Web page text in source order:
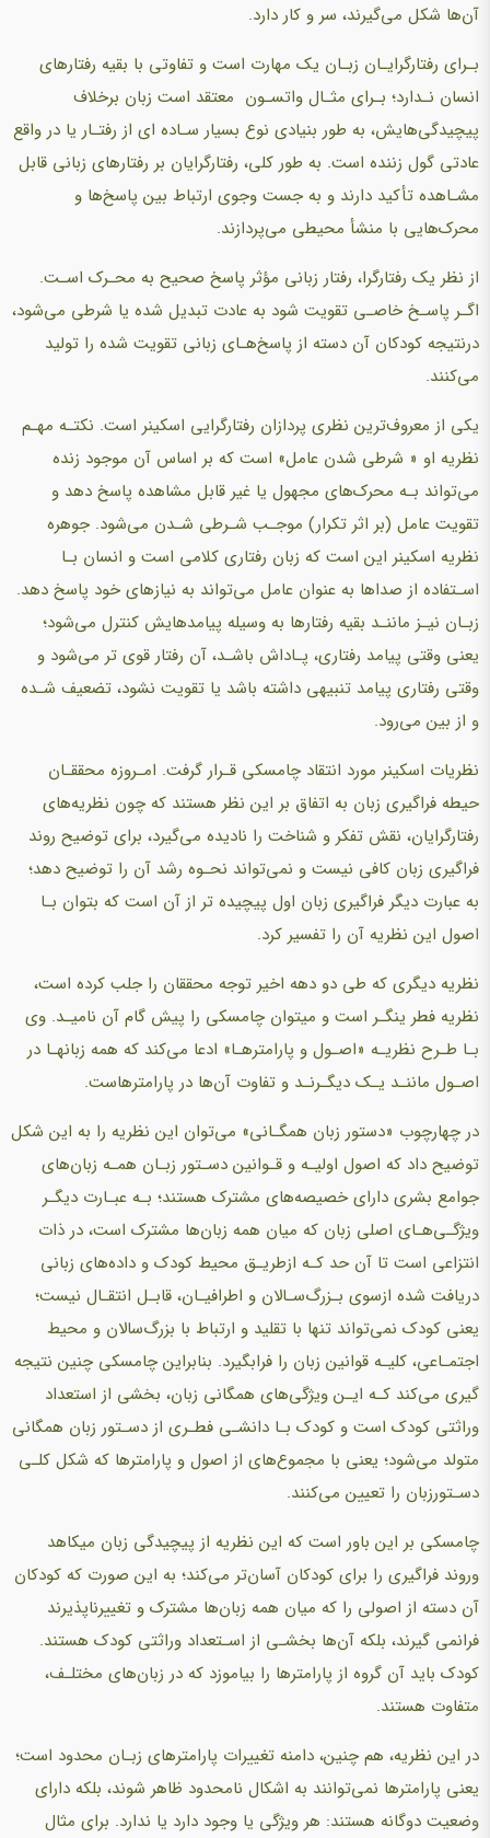
آن‌ها شکل می‌گیرند، سر و کار دارد.
بـرای رفتارگرایـان زبـان یک مهارت است و تفاوتی با بقیه رفتارهای
انسان نـدارد؛ بـرای مثـال واتسـون معتقد است زبان برخلاف
پیچیدگی‌هایش، به طور بنیادی نوع بسیار سـاده ای از رفتـار یا در واقع
عادتی گول زننده است. به طور کلی، رفتارگرایان بر رفتارهای زبانی قابل
مشـاهده تأکید دارند و به جست وجوی ارتباط بین پاسخ‌ها و
محرک‌هایی با منشأ محیطی می‌پردازند.
از نظر یک رفتارگرا، رفتار زبانی مؤثر پاسخ صحیح به محـرک اسـت.
اگـر پاسـخ خاصـی تقویت شود به عادت تبدیل شده یا شرطی می‌شود،
درنتیجه کودکان آن دسته از پاسخ‌هـای زبانی تقویت شده را تولید
می‌کنند.
یکی از معروف‌ترین نظری پردازان رفتارگرایی اسکینر است. نکتـه مهـم
نظریه او « شرطی شدن عامل» است که بر اساس آن موجود زنده
می‌تواند بـه محرک‌های مجهول یا غیر قابل مشاهده پاسخ دهد و
تقویت عامل (بر اثر تکرار) موجـب شـرطی شـدن می‌شود. جوهره
نظریه اسکینر این است که زبان رفتاری کلامی است و انسان بـا
اسـتفاده از صداها به عنوان عامل می‌تواند به نیازهای خود پاسخ دهد.
زبـان نیـز ماننـد بقیه رفتارها به وسیله پیامدهایش کنترل می‌شود؛
یعنی وقتی پیامد رفتاری، پـاداش باشـد، آن رفتار قوی تر می‌شود و
وقتی رفتاری پیامد تنبیهی داشته باشد یا تقویت نشود، تضعیف شـده
و از بین می‌رود.
نظریات اسکینر مورد انتقاد چامسکی قـرار گرفت. امـروزه محققـان
حیطه فراگیری زبان به اتفاق بر این نظر هستند که چون نظریه‌های
رفتارگرایان، نقش تفکر و شناخت را نادیده می‌گیرد، برای توضیح روند
فراگیری زبان کافی نیست و نمی‌تواند نحـوه رشد آن را توضیح دهد؛
به عبارت دیگر فراگیری زبان اول پیچیده تر از آن است که بتوان بـا
اصول این نظریه آن را تفسیر کرد.
نظریه دیگری که طی دو دهه اخیر توجه محققان را جلب کرده است،
نظریه فطر ینگـر است و میتوان چامسکی را پیش گام آن نامیـد. وی
بـا طـرح نظریـه «اصـول و پارامترهـا» ادعا می‌کند که همه زبانهـا در
اصـول ماننـد یـک دیگـرنـد و تفاوت آن‌ها در پارامترهاست.
در چهارچوب «دستور زبان همگـانی» می‌توان این نظریه را به این شکل
توضیح داد که اصول اولیـه و قـوانین دسـتور زبـان همـه زبان‌های
جوامع بشری دارای خصیصه‌های مشترک هستند؛ بـه عبـارت دیگـر
ویژگـی‌هـای اصلی زبان که میان همه زبان‌ها مشترک است، در ذات
انتزاعی است تا آن حد کـه ازطریـق محیط کودک و داده‌های زبانی
دریافت شده ازسوی بـزرگ‌سـالان و اطرافیـان، قابـل انتقـال نیست؛
یعنی کودک نمی‌تواند تنها با تقلید و ارتباط با بزرگ‌سالان و محیط
اجتمـاعی، کلیـه قوانین زبان را فرابگیرد. بنابراین چامسکی چنین نتیجه
گیری می‌کند کـه ایـن ویژگی‌های همگانی زبان، بخشی از استعداد
وراثتی کودک است و کودک بـا دانشـی فطـری از دسـتور زبان همگانی
متولد می‌شود؛ یعنی با مجموع‌های از اصول و پارامترها که شکل کلـی
دسـتورزبان را تعیین می‌کنند.
چامسکی بر این باور است که این نظریه از پیچیدگی زبان میکاهد
وروند فراگیری را برای کودکان آسان‌تر می‌کند؛ به این صورت که کودکان
آن دسته از اصولی را که میان همه زبان‌ها مشترک و تغییرناپذیرند
فرانمی گیرند، بلکه آن‌ها بخشـی از اسـتعداد وراثتی کودک هستند.
کودک باید آن گروه از پارامترها را بیاموزد که در زبان‌های مختلـف،
متفاوت هستند.
در این نظریه، هم چنین، دامنه تغییرات پارامترهای زبـان محدود است؛
یعنی پارامترها نمی‌توانند به اشکال نامحدود ظاهر شوند، بلکه دارای
وضعیت دوگانه هستند: هر ویژگی یا وجود دارد یا ندارد. برای مثال